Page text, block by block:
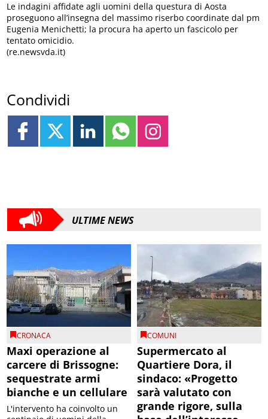
Le indagini affidate agli uomini della questura di Aosta
proseguono all’insegna del massimo riserbo coordinate dal pm
Eugenia Menichetti; la procura ha aperto un fascicolo per
tentato omicidio.
(re.newsvda.it)
Condividi
ULTIME NEWS
CRONACA
Maxi operazione al
carcere di Brissogne:
sequestrate armi
bianche e un cellulare
L'intervento ha coinvolto un
COMUNI
Supermercato al
Quartiere Dora, il
sindaco: «Progetto
sarà valutato con
grande rigore, sulla